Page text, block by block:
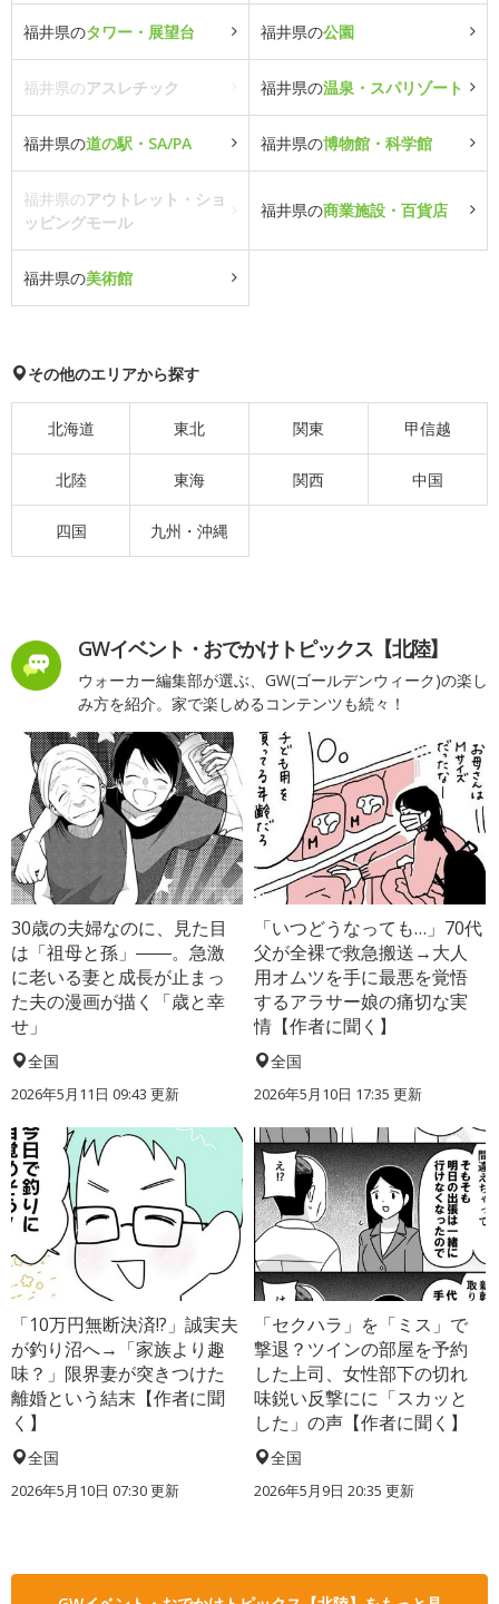
福井県のタワー・展望台 福井県の公園
福井県のアスレチック 福井県の温泉・スパリゾート
福井県の道の駅・SA/PA 福井県の博物館・科学館
福井県のアウトレット・ショ
ッピングモール
福井県の商業施設・百貨店
福井県の美術館
その他のエリアから探す
北海道 東北 関東 甲信越
北陸 東海 関西 中国
四国 九州・沖縄
GWイベント・おでかけトピックス【北陸】
ウォーカー編集部が選ぶ、GW(ゴールデンウィーク)の楽し
み方を紹介。家で楽しめるコンテンツも続々！
30歳の夫婦なのに、見た目
は「祖母と孫」――。急激
に老いる妻と成長が止まっ
た夫の漫画が描く「歳と幸
せ」
全国
2026年5月11日 09:43 更新
「いつどうなっても…」70代
父が全裸で救急搬送→大人
用オムツを手に最悪を覚悟
するアラサー娘の痛切な実
情【作者に聞く】
全国
2026年5月10日 17:35 更新
「10万円無断決済!?」誠実夫
が釣り沼へ→「家族より趣
味？」限界妻が突きつけた
離婚という結末【作者に聞
く】
全国
2026年5月10日 07:30 更新
「セクハラ」を「ミス」で
撃退？ツインの部屋を予約
した上司、女性部下の切れ
味鋭い反撃にに「スカッと
した」の声【作者に聞く】
全国
2026年5月9日 20:35 更新